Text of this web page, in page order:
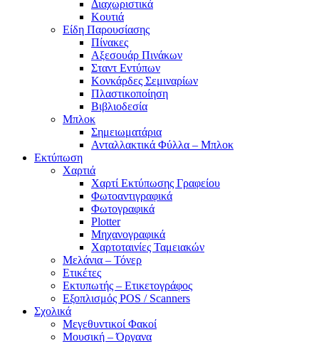
Διαχωριστικά
Κουτιά
Είδη Παρουσίασης
Πίνακες
Αξεσουάρ Πινάκων
Σταντ Εντύπων
Κονκάρδες Σεμιναρίων
Πλαστικοποίηση
Βιβλιοδεσία
Μπλοκ
Σημειωματάρια
Ανταλλακτικά Φύλλα – Μπλοκ
Εκτύπωση
Χαρτιά
Χαρτί Εκτύπωσης Γραφείου
Φωτοαντιγραφικά
Φωτογραφικά
Plotter
Μηχανογραφικά
Χαρτοταινίες Ταμειακών
Μελάνια – Τόνερ
Ετικέτες
Εκτυπωτής – Ετικετογράφος
Εξοπλισμός POS / Scanners
Σχολικά
Μεγεθυντικοί Φακοί
Μουσική – Όργανα